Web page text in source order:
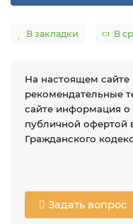
В закладки В
На настоящем
рекомендательные
сайте информация о
публичной офертой
Гражданского
Задать вопрос